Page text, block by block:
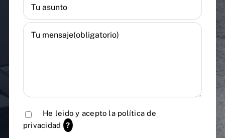
He leido y acepto la política de
privacidad
?